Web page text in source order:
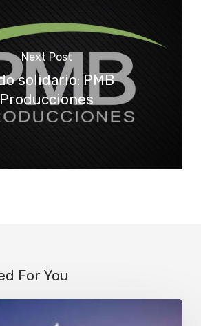
Next Post
solidario: PMB
Producciones
For You